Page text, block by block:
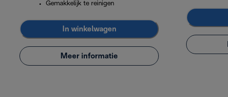
Gemakkelijk te reinigen
In winkelwagen
Meer informatie